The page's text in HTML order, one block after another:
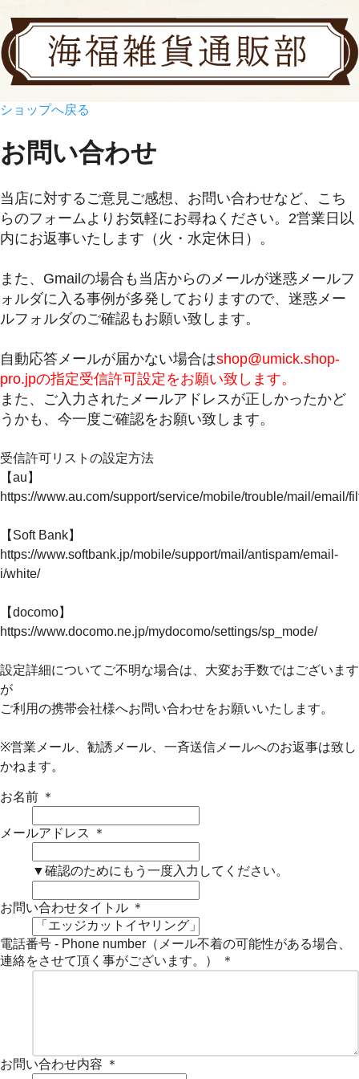
ショップへ戻る
お問い合わせ
当店に対するご意見ご感想、お問い合わせなど、こち
らのフォームよりお気軽にお尋ねください。2営業日以
内にお返事いたします（火・水定休日）。
また、Gmailの場合も当店からのメールが迷惑メールフ
ォルダに入る事例が多発しておりますので、迷惑メー
ルフォルダのご確認もお願い致します。
自動応答メールが届かない場合はshop@umick.shop-
pro.jpの指定受信許可設定をお願い致します。
また、ご入力されたメールアドレスが正しかったかど
うかも、今一度ご確認をお願い致します。
受信許可リストの設定方法
【au】
https://www.au.com/support/service/mobile/trouble/mail/email/
【Soft Bank】
https://www.softbank.jp/mobile/support/mail/antispam/email-
i/white/
【docomo】
https://www.docomo.ne.jp/mydocomo/settings/sp_mode/
設定詳細についてご不明な場合は、大変お手数ではございます
が
ご利用の携帯会社様へお問い合わせをお願いいたします。
※営業メール、勧誘メール、一斉送信メールへのお返事は致し
かねます。
お名前 ＊
メールアドレス ＊
▼確認のためにもう一度入力してください。
お問い合わせタイトル ＊
電話番号 - Phone number（メール不着の可能性がある場合、
連絡をさせて頂く事がございます。）
＊
お問い合わせ内容 ＊